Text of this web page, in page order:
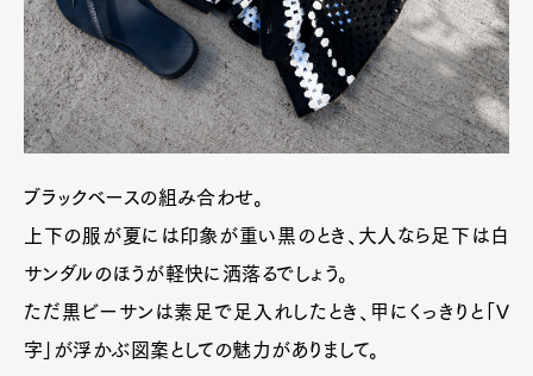
ブラックベースの組み合わせ。
上下の服が夏には印象が重い黒のとき、大人なら足下は白
サンダルのほうが軽快に洒落るでしょう。
ただ黒ビーサンは素足で足入れしたとき、甲にくっきりと「V
字」が浮かぶ図案としての魅力がありまして。